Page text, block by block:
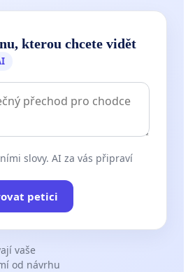
kterou chcete vidět
slovy. AI za vás připraví
petici
vaše
od návrhu